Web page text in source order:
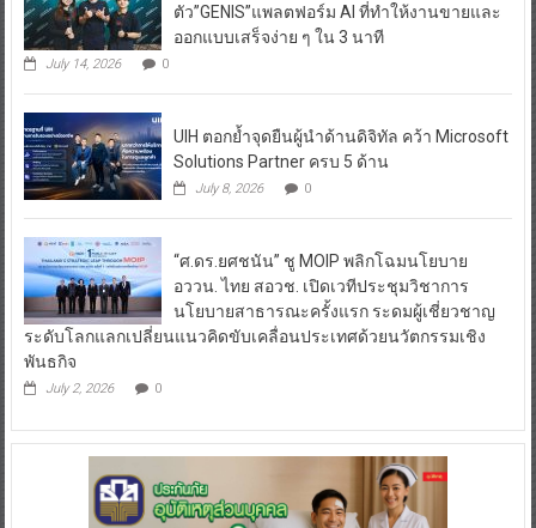
ตัว”GENIS”แพลตฟอร์ม AI ที่ทำให้งานขายและ
ออกแบบเสร็จง่าย ๆ ใน 3 นาที
July 14, 2026 0
UIH ตอกย้ำจุดยืนผู้นำด้านดิจิทัล คว้า Microsoft
Solutions Partner ครบ 5 ด้าน
July 8, 2026 0
“ศ.ดร.ยศชนัน” ชู MOIP พลิกโฉมนโยบาย
อววน. ไทย สอวช. เปิดเวทีประชุมวิชาการ
นโยบายสาธารณะครั้งแรก ระดมผู้เชี่ยวชาญ
ระดับโลกแลกเปลี่ยนแนวคิดขับเคลื่อนประเทศด้วยนวัตกรรมเชิง
พันธกิจ
July 2, 2026 0